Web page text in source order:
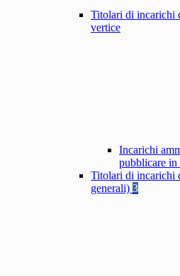
Titolari di incarichi
vertice
Incarichi
pubblicare in
Titolari di incarichi
generali) 3